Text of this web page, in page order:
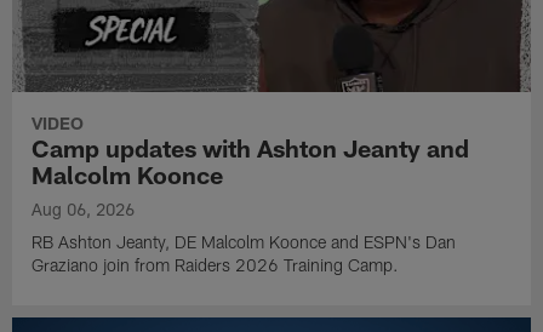
VIDEO
Camp updates with Ashton Jeanty and
Malcolm Koonce
Aug 06, 2026
RB Ashton Jeanty, DE Malcolm Koonce and ESPN's Dan
Graziano join from Raiders 2026 Training Camp.